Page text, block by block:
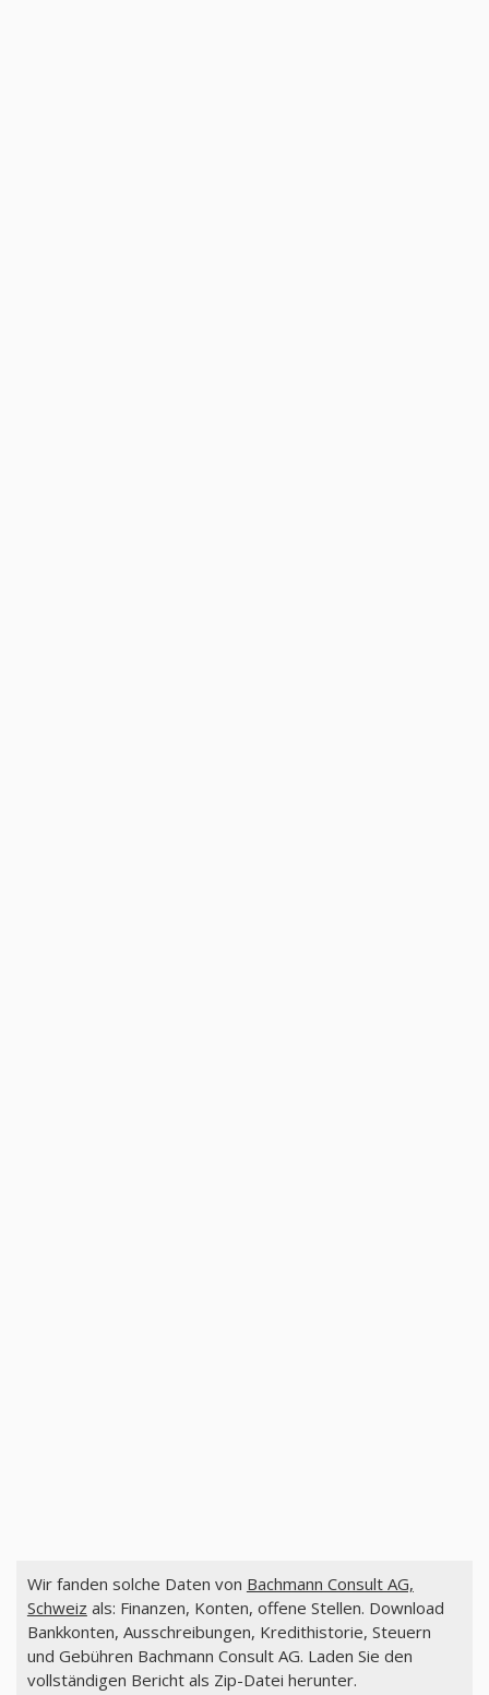
Wir fanden solche Daten von Bachmann Consult AG,
Schweiz als: Finanzen, Konten, offene Stellen. Download
Bankkonten, Ausschreibungen, Kredithistorie, Steuern
und Gebühren Bachmann Consult AG. Laden Sie den
vollständigen Bericht als Zip-Datei herunter.